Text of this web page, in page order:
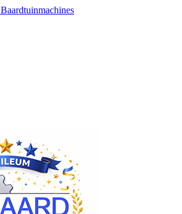
Baardtuinmachines